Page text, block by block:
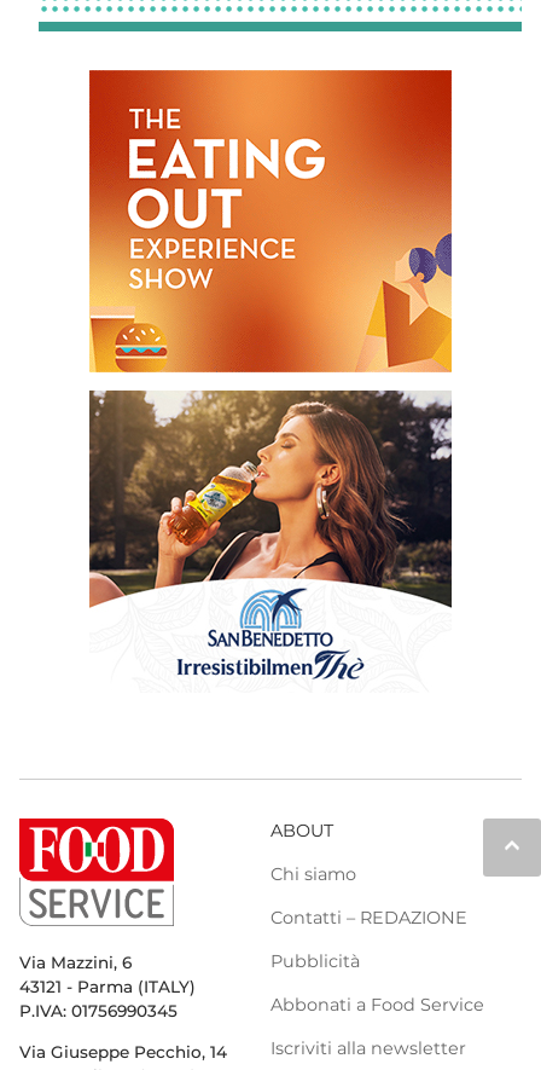
keyboard_arrow_up
Via Mazzini, 6
43121 - Parma (ITALY)
P.IVA: 01756990345
Via Giuseppe Pecchio, 14
ABOUT
Chi siamo
Contatti – REDAZIONE
Pubblicità
Abbonati a Food Service
Iscriviti alla newsletter